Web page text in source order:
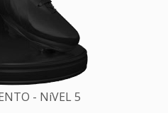
- NíVEL 5